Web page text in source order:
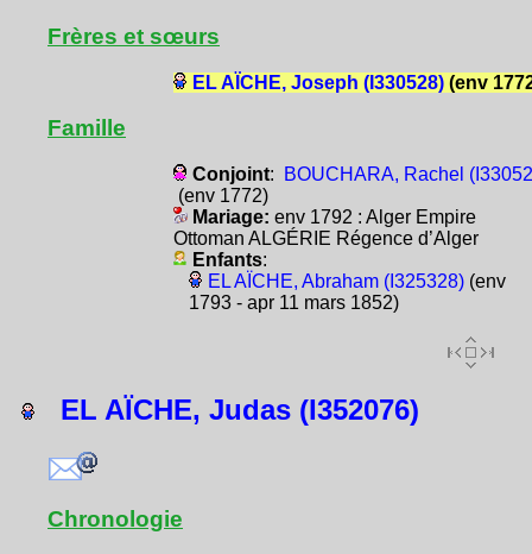
Frères et sœurs
EL AÏCHE, Joseph (I330528)(env
Famille
Conjoint:
BOUCHARA, Rachel
(env 1772)
Mariage: env 1792 : Alger Empire
Ottoman ALGÉRIE Régence d’Alger
Enfants:
EL AÏCHE, Abraham (I325328)(env
1793 - apr 11 mars 1852)
EL AÏCHE, Judas (I352076)
Chronologie